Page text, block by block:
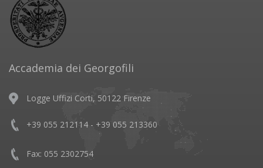
Accademia dei Georgofili
Logge Uffizi Corti, 50122 Firenze
+39 055 212114 - +39 055 213360
Fax: 055 2302754